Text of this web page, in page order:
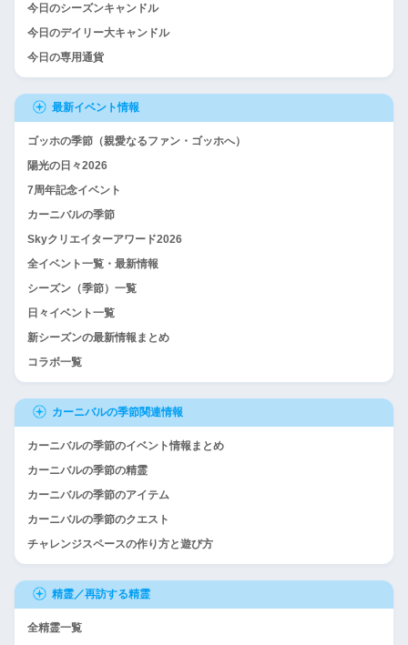
今日のシーズンキャンドル
今日のデイリー大キャンドル
今日の専用通貨
最新イベント情報
ゴッホの季節（親愛なるファン・ゴッホへ）
陽光の日々2026
7周年記念イベント
カーニバルの季節
Skyクリエイターアワード2026
全イベント一覧・最新情報
シーズン（季節）一覧
日々イベント一覧
新シーズンの最新情報まとめ
コラボ一覧
カーニバルの季節関連情報
カーニバルの季節のイベント情報まとめ
カーニバルの季節の精霊
カーニバルの季節のアイテム
カーニバルの季節のクエスト
チャレンジスペースの作り方と遊び方
精霊／再訪する精霊
全精霊一覧